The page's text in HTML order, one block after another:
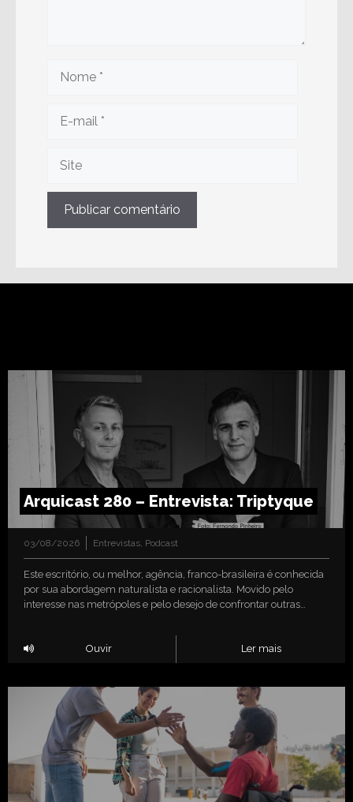
Arquicast 280 – Entrevista: Triptyque
03/08/2026 Entrevistas, Podcast
Este escritório, ou melhor, agência, franco-brasileira é conhecida
por sua abordagem naturalista e racionalista. Movido pelo
interesse nas metrópoles e pelo desejo de confrontar outras…
Ouvir Ler mais